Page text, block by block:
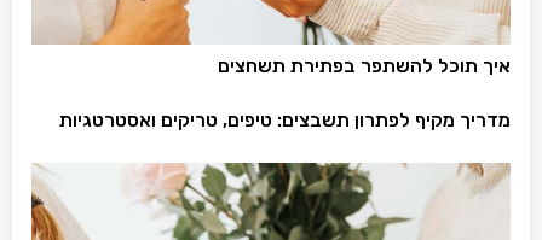
איך תוכל להשתפר בפתירת תשחצים
מדריך מקיף לפתרון תשבצים: טיפים, טריקים ואסטרטגיות